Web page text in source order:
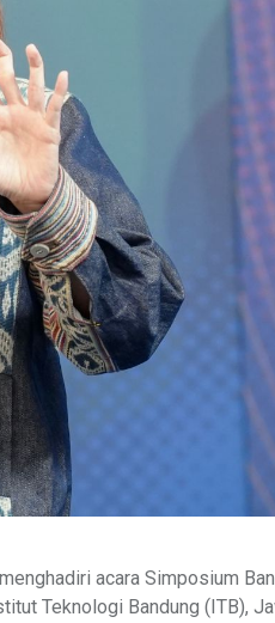
acara Simposium
Teknologi Bandung (ITB),